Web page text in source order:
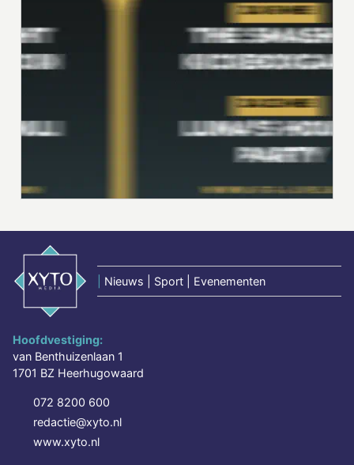
Nieuws | Sport | Evenementen
Hoofdvestiging:
van Benthuizenlaan 1
1701 BZ Heerhugowaard
072 8200 600
redactie@xyto.nl
www.xyto.nl